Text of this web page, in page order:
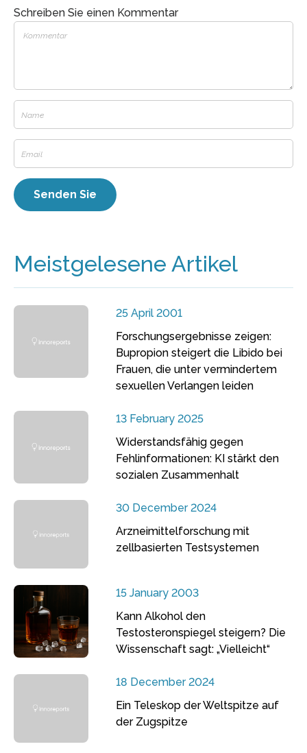
Schreiben Sie einen Kommentar
Meistgelesene Artikel
25 April 2001
Forschungsergebnisse zeigen:
Bupropion steigert die Libido bei
Frauen, die unter vermindertem
sexuellen Verlangen leiden
13 February 2025
Widerstandsfähig gegen
Fehlinformationen: KI stärkt den
sozialen Zusammenhalt
30 December 2024
Arzneimittelforschung mit
zellbasierten Testsystemen
15 January 2003
Kann Alkohol den
Testosteronspiegel steigern? Die
Wissenschaft sagt: „Vielleicht“
18 December 2024
Ein Teleskop der Weltspitze auf
der Zugspitze